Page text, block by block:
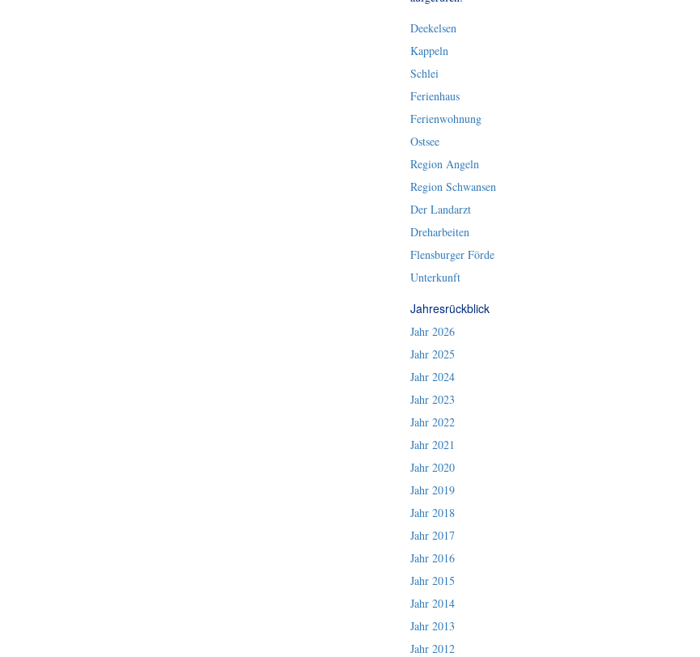
Deekelsen
Kappeln
Schlei
Ferienhaus
Ferienwohnung
Ostsee
Region Angeln
Region Schwansen
Der Landarzt
Dreharbeiten
Flensburger Förde
Unterkunft
Jahresrückblick
Jahr 2026
Jahr 2025
Jahr 2024
Jahr 2023
Jahr 2022
Jahr 2021
Jahr 2020
Jahr 2019
Jahr 2018
Jahr 2017
Jahr 2016
Jahr 2015
Jahr 2014
Jahr 2013
Jahr 2012